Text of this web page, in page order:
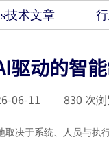
技术文章
驱动的智
06-11 830 次
取决于系统、人员与执